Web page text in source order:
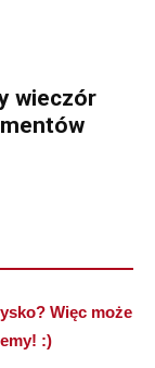
wieczór
Więc może
:)